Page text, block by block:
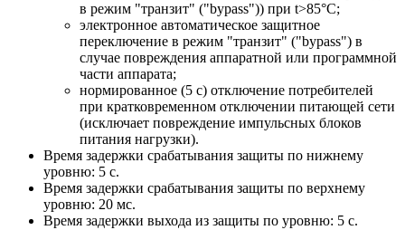
в режим "транзит" ("bypass")) при t>85°С;
электронное автоматическое защитное
переключение в режим "транзит" ("bypass") в
случае повреждения аппаратной или программной
части аппарата;
нормированное (5 с) отключение потребителей
при кратковременном отключении питающей сети
(исключает повреждение импульсных блоков
питания нагрузки).
Время задержки срабатывания защиты по нижнему
уровню: 5 с.
Время задержки срабатывания защиты по верхнему
уровню: 20 мс.
Время задержки выхода из защиты по уровню: 5 с.